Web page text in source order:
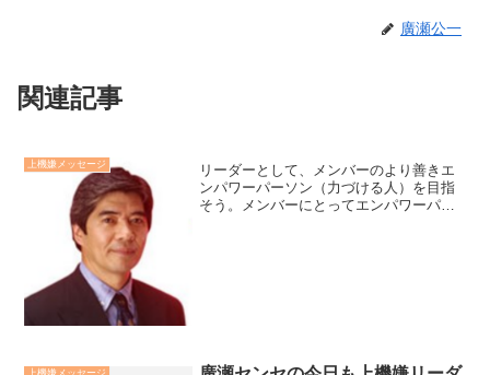
廣瀬公一
関連記事
上機嫌メッセージ
リーダーとして、メンバーのより善きエ
ンパワーパーソン（力づける人）を目指
そう。メンバーにとってエンパワーパー